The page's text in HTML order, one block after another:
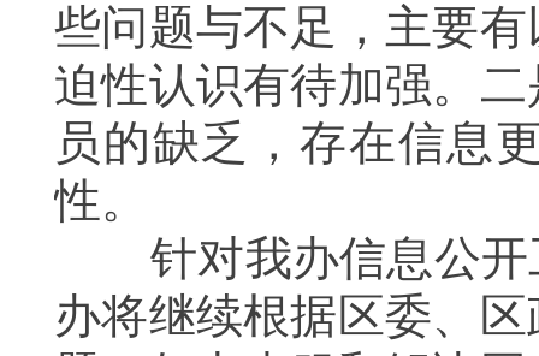
些问题与不足，主要
迫性认识有待加强。 二
员的缺乏，存在信息
性。
针对我办信息公开
办将继续根据区委、